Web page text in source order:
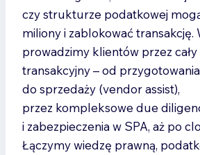
czy strukturze podatkowej
miliony i zablokować transakcję.
prowadzimy klientów przez
transakcyjny – od
do sprzedaży (vendor assist),
przez kompleksowe due
i zabezpieczenia w SPA, aż po
Łączymy wiedzę prawną,